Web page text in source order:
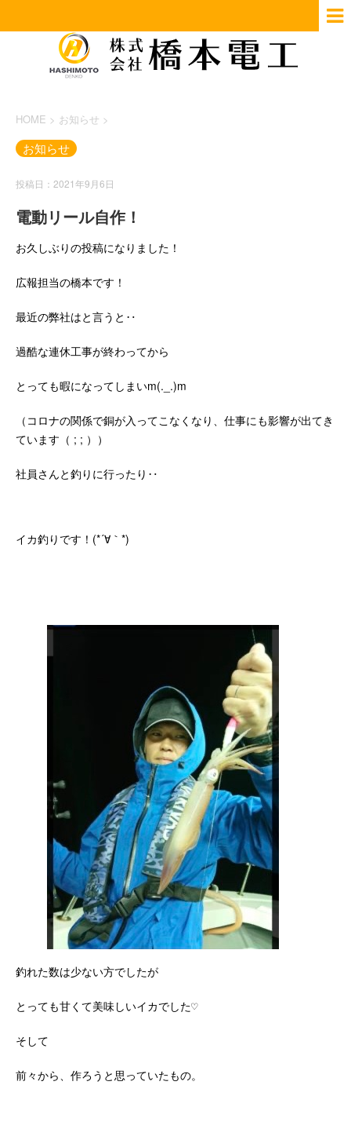
HOME > お知らせ >
お知らせ
投稿日：2021年9月6日
電動リール自作！
お久しぶりの投稿になりました！
広報担当の橋本です！
最近の弊社はと言うと‥
過酷な連休工事が終わってから
とっても暇になってしまいm(._.)m
（コロナの関係で銅が入ってこなくなり、仕事にも影響が出てき
ています（ ; ; ））
社員さんと釣りに行ったり‥
イカ釣りです！(*´∀｀*)
釣れた数は少ない方でしたが
とっても甘くて美味しいイカでした♡
そして
前々から、作ろうと思っていたもの。